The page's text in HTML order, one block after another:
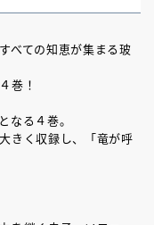
べての知恵が集まる玻
巻！
なる４巻。
きく収録し、「竜が呼